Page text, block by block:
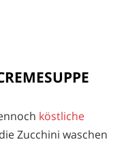
köstliche
Zucchini waschen